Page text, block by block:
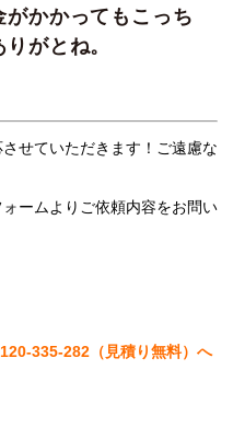
かかってもこっち
がとね。
せていただきます！ご遠慮な
ームより ご依頼内容をお問い
335-282（見積り無料）へ